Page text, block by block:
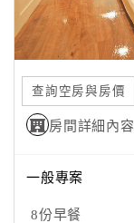
查詢空房與房價
房間詳細內容
一般專案
8份早餐